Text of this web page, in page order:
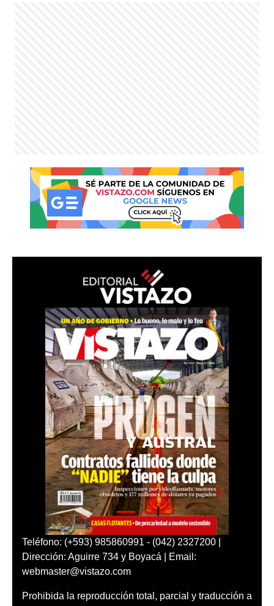
Teléfono: (+593) 985860991 - (042) 2327200 |
Dirección: Aguirre 734 y Boyacá | Email:
webmaster@vistazo.com
Prohibida la reproducción total, parcial y traducción a